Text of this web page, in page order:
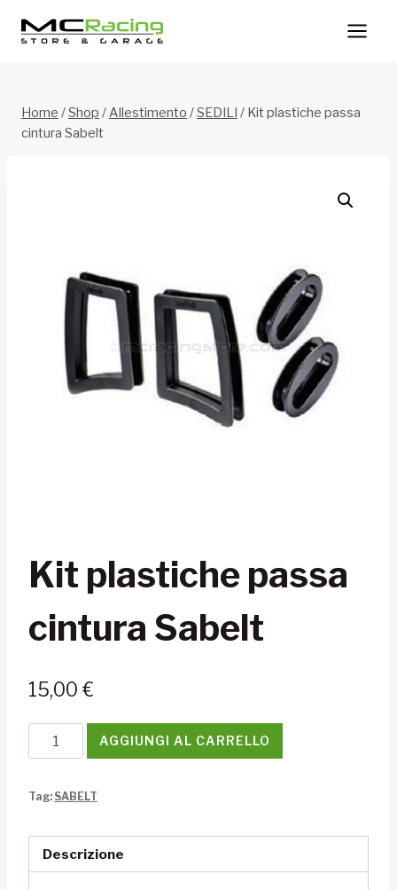
Home /Shop /Allestimento /SEDILI / Kit plastiche passa
cintura Sabelt
Kit plastiche passa
cintura Sabelt
15,00 €
plastiche
cintura
quantità
AGGIUNGI AL CARRELLO
Tag: SABELT
Descrizione